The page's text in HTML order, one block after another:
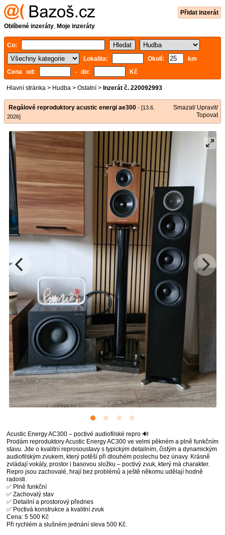
Přidat inzerát
Oblíbené inzeráty, Moje inzeráty
Co:
Lokalita:
Okolí:
km
Cena od:
- do: Kč
Hlavní stránka > Hudba > Ostatní > Inzerát č. 220092993
Regálové reproduktory acustic energi ae300 - [13.6.
2026]
Smazat/ Upravit/
Topovat
Acustic Energy AC300 – poctivé audiofilské repro 🔊
Prodám reproduktory Acustic Energy AC300 ve velmi pěkném a plně funkčním
stavu. Jde o kvalitní reprosoustavy s typickým detailním, čistým a dynamickým
audiofilským zvukem, který potěší při dlouhém poslechu bez únavy. Krásně
zvládají vokály, prostor i basovou složku – poctivý zvuk, který má charakter.
Repro jsou zachovalé, hrají bez problémů a ještě někomu udělají hodně
radosti.
✅ Plně funkční
✅ Zachovalý stav
✅ Detailní a prostorový přednes
✅ Poctivá konstrukce a kvalitní zvuk
Cena: 5 500 Kč
Při rychlém a slušném jednání sleva 500 Kč.